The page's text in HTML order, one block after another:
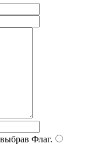
Флаг.